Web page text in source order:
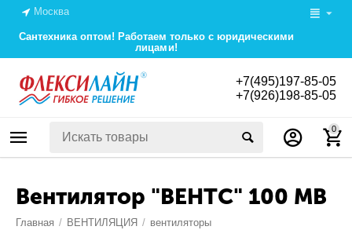
Москва
Сантехника оптом! Работаем только с юридическими
лицами!
+7(495)197-85-05
+7(926)198-85-05
0
Вентилятор "ВЕНТС" 100 МВ
Главная / ВЕНТИЛЯЦИЯ / вентиляторы